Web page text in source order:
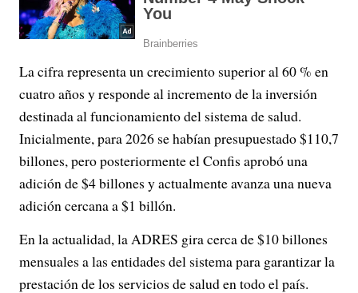
La cifra representa un crecimiento superior al 60 % en
cuatro años y responde al incremento de la inversión
destinada al funcionamiento del sistema de salud.
Inicialmente, para 2026 se habían presupuestado $110,7
billones, pero posteriormente el Confis aprobó una
adición de $4 billones y actualmente avanza una nueva
adición cercana a $1 billón.
En la actualidad, la ADRES gira cerca de $10 billones
mensuales a las entidades del sistema para garantizar la
prestación de los servicios de salud en todo el país.